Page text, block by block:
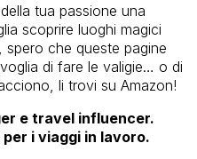
tua passione una
scoprire luoghi magici
spero che queste pagine
di fare le valigie… o di
li trovi su Amazon!
e travel influencer.
i viaggi in lavoro.